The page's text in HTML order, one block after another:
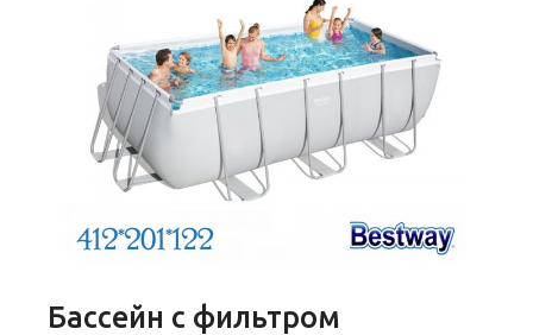
Бассейн с фильтром